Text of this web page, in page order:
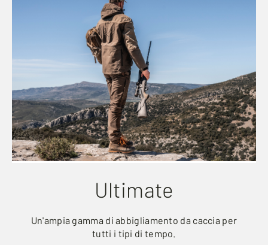
Ultimate
Un'ampia gamma di abbigliamento da caccia per
tutti i tipi di tempo.